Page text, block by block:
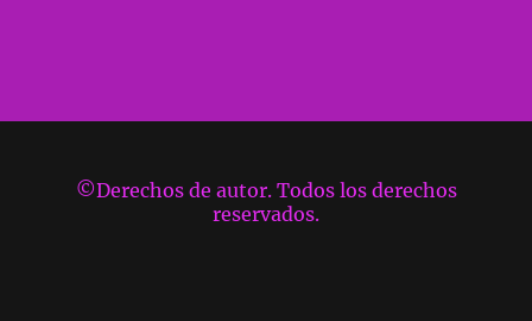
©Derechos de autor. Todos los derechos
reservados.